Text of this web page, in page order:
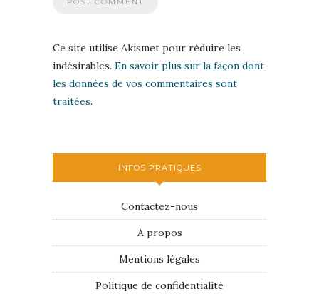
Ce site utilise Akismet pour réduire les
indésirables. En savoir plus sur la façon dont
les données de vos commentaires sont
traitées.
INFOS PRATIQUES
Contactez-nous
A propos
Mentions légales
Politique de confidentialité